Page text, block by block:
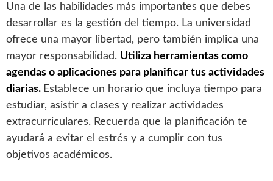
Una de las habilidades más importantes que debes
desarrollar es la gestión del tiempo. La universidad
ofrece una mayor libertad, pero también implica una
mayor responsabilidad. Utiliza herramientas como
agendas o aplicaciones para planificar tus actividades
diarias. Establece un horario que incluya tiempo para
estudiar, asistir a clases y realizar actividades
extracurriculares. Recuerda que la planificación te
ayudará a evitar el estrés y a cumplir con tus
objetivos académicos.